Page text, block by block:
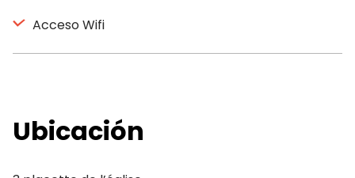
Acceso Wifi
Ubicación